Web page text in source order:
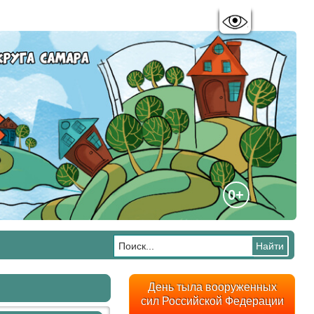
0+
День тыла вооруженных
сил Российской Федерации